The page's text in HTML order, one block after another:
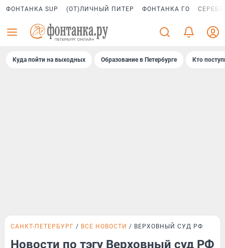
ФОНТАНКА SUP (ОТ)ЛИЧНЫЙ ПИТЕР ФОНТАНКА ГО
Куда пойти на выходных Образование в Петербурге Кто
САНКТ-ПЕТЕРБУРГ ВСЕ НОВОСТИ ВЕРХОВНЫЙ СУД РФ
Новости по тэгу Верховный суд РФ